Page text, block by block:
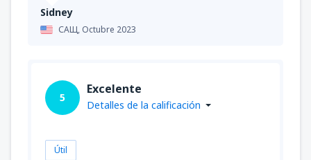
Sidney
САЩ, Octubre 2023
5
Excelente
Detalles de la calificación
Útil